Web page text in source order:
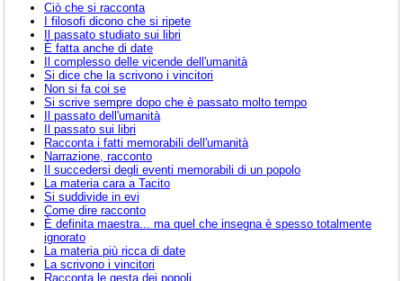
Ciò che si racconta
I filosofi dicono che si ripete
Il passato studiato sui libri
È fatta anche di date
Il complesso delle vicende dell'umanità
Si dice che la scrivono i vincitori
Non si fa coi se
Si scrive sempre dopo che è passato molto tempo
Il passato dell'umanità
Il passato sui libri
Racconta i fatti memorabili dell'umanità
Narrazione, racconto
Il succedersi degli eventi memorabili di un popolo
La materia cara a Tacito
Si suddivide in evi
Come dire racconto
È definita maestra... ma quel che insegna è spesso totalmente
ignorato
La materia più ricca di date
La scrivono i vincitori
Racconta le gesta dei popoli